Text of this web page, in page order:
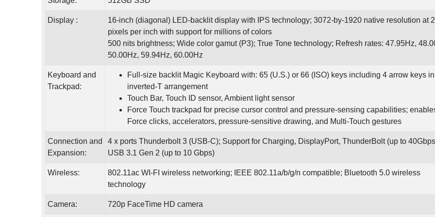
Display :
16‑inch (diagonal) LED‑backlit display with IPS technology; 3072‑by‑1920 native resolution at
pixels per inch with support for millions of colors
500 nits brightness; Wide color gamut (P3); True Tone technology; Refresh rates: 47.95Hz,
50.00Hz, 59.94Hz, 60.00Hz
Keyboard and
Trackpad:
Full-size backlit Magic Keyboard with: 65 (U.S.) or 66 (ISO) keys including 4 arrow keys
inverted‑T arrangement
Touch Bar, Touch ID sensor, Ambient light sensor
Force Touch trackpad for precise cursor control and pressure-sensing capabilities;
Force clicks, accelerators, pressure-sensitive drawing, and Multi-Touch gestures
Connection and
Expansion:
4 x ports Thunderbolt 3 (USB-C); Support for Charging, DisplayPort, ThunderBolt (up to
USB 3.1 Gen 2 (up to 10 Gbps)
Wireless:
802.11ac WI-FI wireless networking; IEEE 802.11a/b/g/n compatible; Bluetooth 5.0 wireless
technology
Camera: 720p FaceTime HD camera